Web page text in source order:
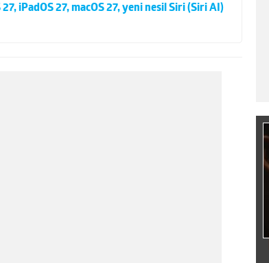
iPadOS 27, macOS 27, yeni nesil Siri (Siri AI)